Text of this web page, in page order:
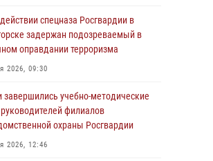
росгвардейцы оперативно
план «Квартал»
2026, 13:53
Всероссийского конкурса
мастерства среди
вневедомственной охраны
спецназа Росгвардии в
задержан подозреваемый в
оправдании терроризма
2026, 09:30
завершились учебно-методические
филиалов
охраны Росгвардии
2026, 12:46